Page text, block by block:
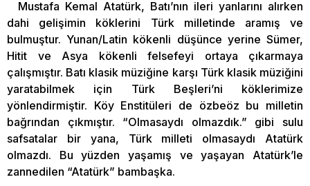
Mustafa Kemal Atatürk, Batı’nın ileri yanlarını alırken
dahi gelişimin köklerini Türk milletinde aramış ve
bulmuştur. Yunan/Latin kökenli düşünce yerine Sümer,
Hitit ve Asya kökenli felsefeyi ortaya çıkarmaya
çalışmıştır. Batı klasik müziğine karşı Türk klasik müziğini
yaratabilmek için Türk Beşleri’ni köklerimize
yönlendirmiştir. Köy Enstitüleri de özbeöz bu milletin
bağrından çıkmıştır. “Olmasaydı olmazdık.” gibi sulu
safsatalar bir yana, Türk milleti olmasaydı Atatürk
olmazdı. Bu yüzden yaşamış ve yaşayan Atatürk’le
zannedilen “Atatürk” bambaşka.